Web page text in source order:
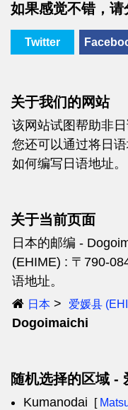
如果感觉不错，请
Twitter
关于我们的网站
该网站试图帮助非
您还可以通过将日
如何编写日语地址。
关于当前页面
日本的邮编 -
(EHIME) : 〒790-
语地址。
日本 爱媛县
Dogoimaichi
随机选择的区域 -
Kumanodai [